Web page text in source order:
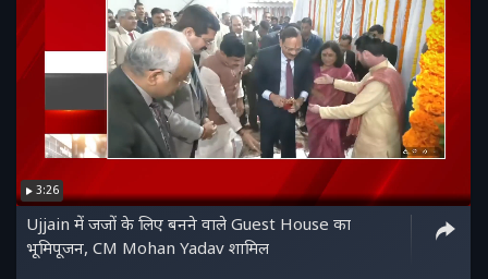
3:26
Ujjain में जजों के लिए बनने वाले Guest House का
भूमिपूजन, CM Mohan Yadav शामिल